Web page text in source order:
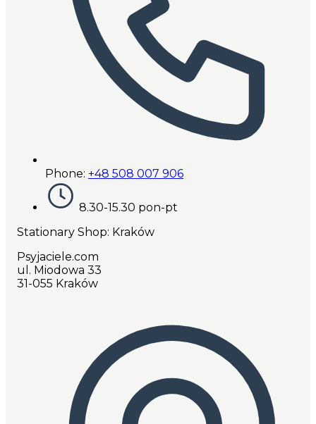
Phone: +48 508 007 906
8.30-15.30 pon-pt
Stationary Shop: Kraków
Psyjaciele.com
ul. Miodowa 33
31-055 Kraków